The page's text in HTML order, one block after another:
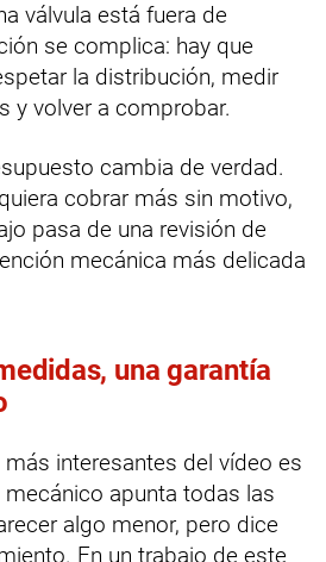
válvula está fuera de
se complica: hay que
la distribución, medir
y volver a comprobar.
cambia de verdad.
cobrar más sin motivo,
pasa de una revisión de
mecánica más delicada
una garantía
interesantes del vídeo es
apunta todas las
algo menor, pero dice
En un trabajo de este